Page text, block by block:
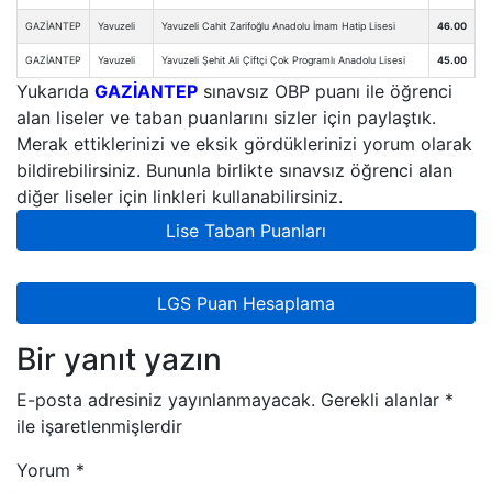
GAZİANTEP Yavuzeli Yavuzeli Cahit Zarifoğlu Anadolu İmam Hatip Lisesi 46.00
GAZİANTEP Yavuzeli Yavuzeli Şehit Ali Çiftçi Çok Programlı Anadolu Lisesi 45.00
Yukarıda GAZİANTEP sınavsız OBP puanı ile öğrenci
alan liseler ve taban puanlarını sizler için paylaştık.
Merak ettiklerinizi ve eksik gördüklerinizi yorum olarak
bildirebilirsiniz. Bununla birlikte sınavsız öğrenci alan
diğer liseler için linkleri kullanabilirsiniz.
Lise Taban Puanları
LGS Puan Hesaplama
Bir yanıt yazın
E-posta adresiniz yayınlanmayacak. Gerekli alanlar *
ile işaretlenmişlerdir
Yorum *